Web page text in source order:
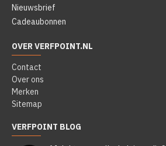
Nieuwsbrief
Cadeaubonnen
OVER VERFPOINT.NL
Contact
Over ons
Merken
Sitemap
VERFPOINT BLOG